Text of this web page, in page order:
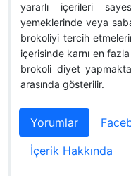
yararlı içerileri
yemeklerinde veya
brokoliyi tercih
içerisinde karnı en
brokoli diyet
arasında gösterilir.
Yorumlar
İçerik Hakkında